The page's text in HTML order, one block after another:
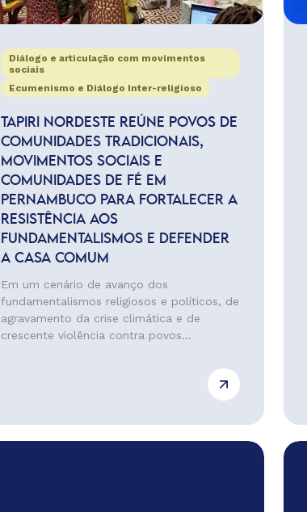
Diálogo e articulação com movimentos
sociais
Ecumenismo e Diálogo Inter-religioso
TAPIRI NORDESTE REÚNE POVOS DE
COMUNIDADES TRADICIONAIS,
MOVIMENTOS SOCIAIS E
COMUNIDADES DE FÉ EM
PERNAMBUCO PARA FORTALECER A
RESISTÊNCIA AOS
FUNDAMENTALISMOS E DEFENDER
A CASA COMUM
Em um cenário de avanço dos
fundamentalismos religiosos e políticos, de
agravamento da crise climática e de
crescente violência contra povos...